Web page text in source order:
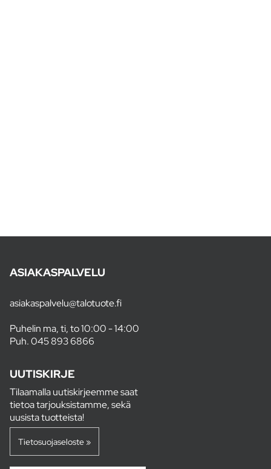
ASIAKASPALVELU
asiakaspalvelu@talotuote.fi
Puhelin ma, ti, to 10:00 - 14:00
Puh.045 893 6866
UUTISKIRJE
Tilaamalla uutiskirjeemme saat
tietoa tarjouksistamme, sekä
uusista tuotteista!
Tietosuojaseloste »